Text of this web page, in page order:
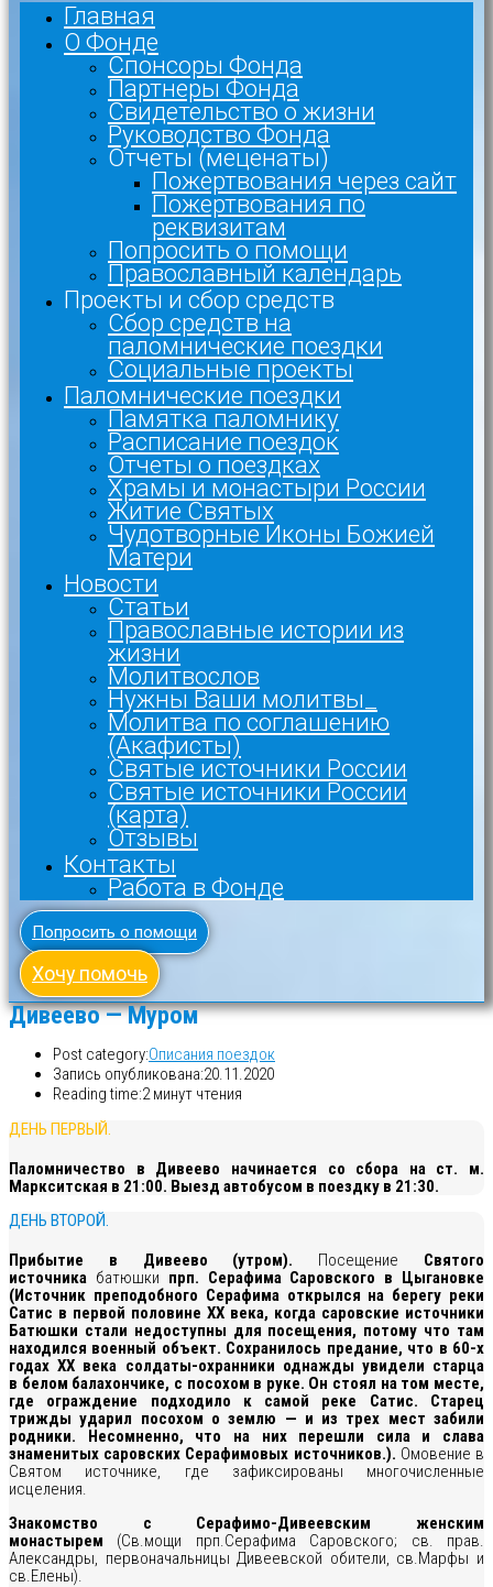
Главная
О Фонде
Спонсоры Фонда
Партнеры Фонда
Свидетельство о жизни
Руководство Фонда
Отчеты (меценаты)
Пожертвования через сайт
Пожертвования по
реквизитам
Попросить о помощи
Православный календарь
Проекты и сбор средств
Сбор средств на
паломнические поездки
Социальные проекты
Паломнические поездки
Памятка паломнику
Расписание поездок
Отчеты о поездках
Храмы и монастыри России
Житие Святых
Чудотворные Иконы Божией
Матери
Новости
Статьи
Православные истории из
жизни
Молитвослов
Нужны Ваши молитвы_
Молитва по соглашению
(Акафисты)
Святые источники России
Святые источники России
(карта)
Отзывы
Контакты
Работа в Фонде
Попросить о помощи
Хочу помочь
Дивеево — Муром
Post category:Описания поездок
Запись опубликована:20.11.2020
Reading time:2 минут чтения
ДЕНЬ ПЕРВЫЙ.
Паломничество в Дивеево начинается со сбора на ст. м.
Маркситская в 21:00. Выезд автобусом в поездку в 21:30.
ДЕНЬ ВТОРОЙ.
Прибытие в Дивеево (утром). Посещение Святого
источника батюшки прп. Серафима Саровского в Цыгановке
(Источник преподобного Серафима открылся на берегу реки
Сатис в первой половине XX века, когда саровские источники
Батюшки стали недоступны для посещения, потому что там
находился военный объект. Сохранилось предание, что в 60-х
годах ХХ века солдаты-охранники однажды увидели старца
в белом балахончике, с посохом в руке. Он стоял на том месте,
где ограждение подходило к самой реке Сатис. Старец
трижды ударил посохом о землю — и из трех мест забили
родники. Несомненно, что на них перешли сила и слава
знаменитых саровских Серафимовых источников.). Омовение в
Святом источнике, где зафиксированы многочисленные
исцеления.
Знакомство с Серафимо-Дивеевским женским
монастырем (Св.мощи прп.Серафима Саровского; св. прав.
Александры, первоначальницы Дивеевской обители, св.Марфы и
св.Елены).